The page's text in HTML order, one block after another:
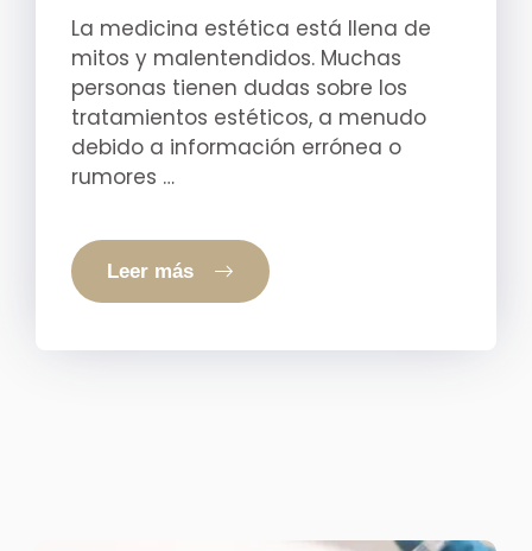
La medicina estética está llena de
mitos y malentendidos. Muchas
personas tienen dudas sobre los
tratamientos estéticos, a menudo
debido a información errónea o
rumores …
Leer más